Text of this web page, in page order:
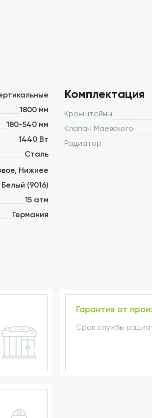
1800 мм
180-540 мм
1440 Вт
Сталь
Нижнее
Белый (9016)
15 атм
Германия
Комплектация
Кронштейны
Клапан Маевского
Радиатор
Гарантия от
Срок службы